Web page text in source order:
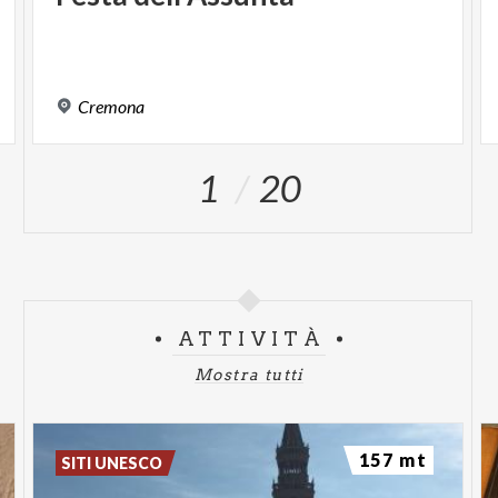
formazione e ai nuovi linguaggi musicali
giovani dj e producer. Nell’ambito della Festa sarà
djing e alle professioni creative legate al mondo
presenteranno il proprio percorso artistico e
performativo attraverso un dj set collettivo che
La Festa della Musica 2026 nasce grazie a una rete
Cremona
1 20
ATTIVITÀ
Mostra tutti
SITI UNESCO 157 mt